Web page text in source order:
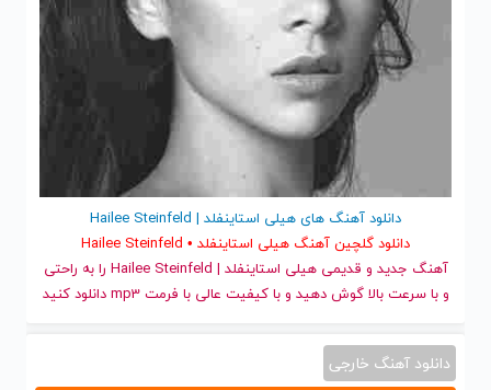
دانلود آهنگ های هیلی استاینفلد | Hailee Steinfeld
دانلود گلچین آهنگ هیلی استاینفلد • Hailee Steinfeld
آهنگ جدید
و قدیمی هیلی استاینفلد | Hailee Steinfeld را به راحتی
و با سرعت بالا گوش دهید و با کیفیت عالی با فرمت mp3 دانلود کنید
دانلود آهنگ خارجی